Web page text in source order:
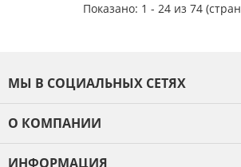
Показано: 1 - 24 из 74
МЫ В СОЦИАЛЬНЫХ СЕТЯХ
О КОМПАНИИ
ИНФОРМАЦИЯ